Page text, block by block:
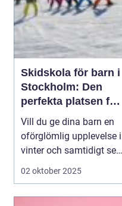
Skidskola för barn i
Stockholm: Den
perfekta platsen för
små blivande
skidåkare
Vill du ge dina barn en
oförglömlig upplevelse i
vinter och samtidigt se
dem utvecklas på
02 oktober 2025